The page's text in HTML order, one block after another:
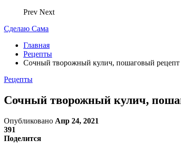
Prev Next
Сделаю Сама
Главная
Рецепты
Сочный творожный кулич, пошаговый рецепт
Рецепты
Сочный творожный кулич,
Опубликовано Апр 24, 2021
391
Поделится